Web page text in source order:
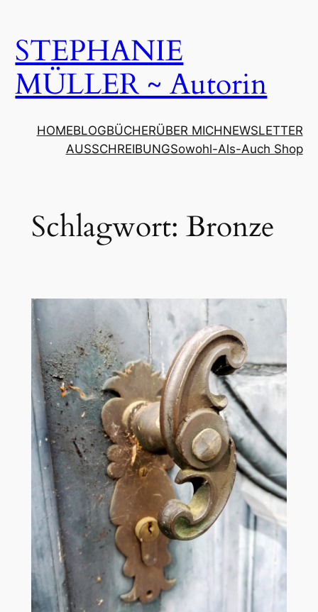
springen
STEPHANIE
MÜLLER ~ Autorin
HOMEBLOGBÜCHERÜBER MICHNEWSLETTER
AUSSCHREIBUNGSowohl-Als-Auch Shop
Schlagwort: Bronze